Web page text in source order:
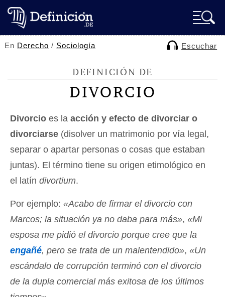
En Derecho / Sociología Escuchar
DEFINICIÓN DE
DIVORCIO
Divorcio es la acción y efecto de divorciar o
divorciarse (disolver un matrimonio por vía legal,
separar o apartar personas o cosas que estaban
juntas). El término tiene su origen etimológico en
el latín divortium.
Por ejemplo: «Acabo de firmar el divorcio con
Marcos; la situación ya no daba para más», «Mi
esposa me pidió el divorcio porque cree que la
engañé, pero se trata de un malentendido», «Un
escándalo de corrupción terminó con el divorcio
de la dupla comercial más exitosa de los últimos